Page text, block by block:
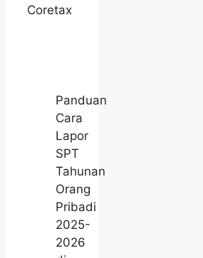
Coretax
Panduan
Cara
Lapor
SPT
Tahunan
Orang
Pribadi
2025-
2026